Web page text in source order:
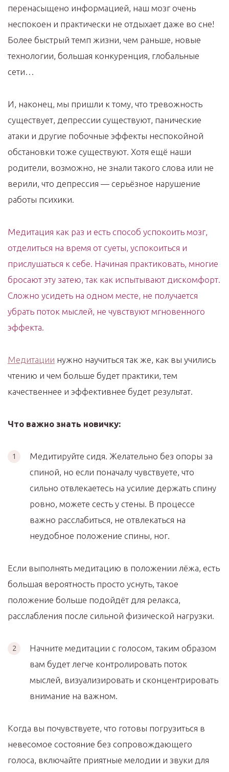
перенасыщено информацией, наш мозг очень
неспокоен и практически не отдыхает даже во сне!
Более быстрый темп жизни, чем раньше, новые
технологии, большая конкуренция, глобальные
сети…
И, наконец, мы пришли к тому, что тревожность
существует, депрессии существуют, панические
атаки и другие побочные эффекты неспокойной
обстановки тоже существуют. Хотя ещё наши
родители, возможно, не знали такого слова или не
верили, что депрессия — серьёзное нарушение
работы психики.
Медитация как раз и есть способ успокоить мозг,
отделиться на время от суеты, успокоиться и
прислушаться к себе. Начиная практиковать, многие
бросают эту затею, так как испытывают дискомфорт.
Сложно усидеть на одном месте, не получается
убрать поток мыслей, не чувствуют мгновенного
эффекта.
Медитации нужно научиться так же, как вы учились
чтению и чем больше будет практики, тем
качественнее и эффективнее будет результат.
Что важно знать новичку:
Медитируйте сидя. Желательно без опоры за
спиной, но если поначалу чувствуете, что
сильно отвлекаетесь на усилие держать спину
ровно, можете сесть у стены. В процессе
важно расслабиться, не отвлекаться на
неудобное положение спины, ног.
Если выполнять медитацию в положении лёжа, есть
большая вероятность просто уснуть, такое
положение больше подойдёт для релакса,
расслабления после сильной физической нагрузки.
Начните медитации с голосом, таким образом
вам будет легче контролировать поток
мыслей, визуализировать и сконцентрировать
внимание на важном.
Когда вы почувствуете, что готовы погрузиться в
невесомое состояние без сопровождающего
голоса, включайте приятные мелодии и звуки для